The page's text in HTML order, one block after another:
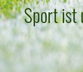
Sport ist